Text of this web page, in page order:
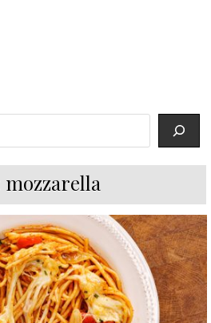
mozzarella